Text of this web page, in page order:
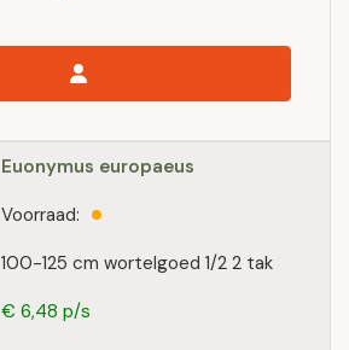
Euonymus europaeus
100-125 cm wortelgoed 1/2 2 tak
Voorraad:
€ 6,48 p/s